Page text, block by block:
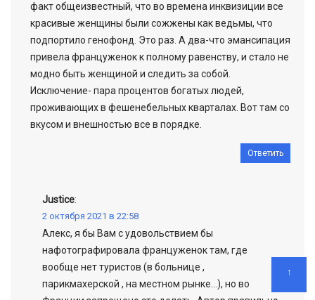
факт общеизвестный, что во времена инквизиции все
красивые женщины были сожжены как ведьмы, что
подпортило генофонд. Это раз. А два-что эмансипация
привела француженок к полному равенству, и стало не
модно быть женщиной и следить за собой.
Исключение- пара процентов богатых людей,
проживающих в фешенебельных кварталах. Вот там со
вкусом и внешностью все в порядке.
Ответить
Justice:
2 октября 2021 в 22:58
Алекс, я бы Вам с удовольствием бы
нафотографировала француженок там, где
вообще нет туристов (в больнице ,
парикмахерской , на местном рынке…), но во
↑